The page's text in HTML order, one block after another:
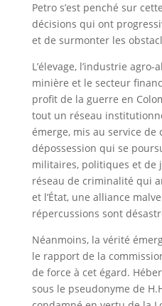
Petro s’est penché sur
décisions qui ont
et de surmonter les
L’élevage, l’industrie
minière et le secteur
profit de la guerre en
tout un réseau
émerge, mis au service de
dépossession qui se
militaires, politiques et de
réseau de criminalité qui
et l’État, une alliance
répercussions sont
Néanmoins, la vérité
le rapport de la
de force à cet égard.
sous le pseudonyme de